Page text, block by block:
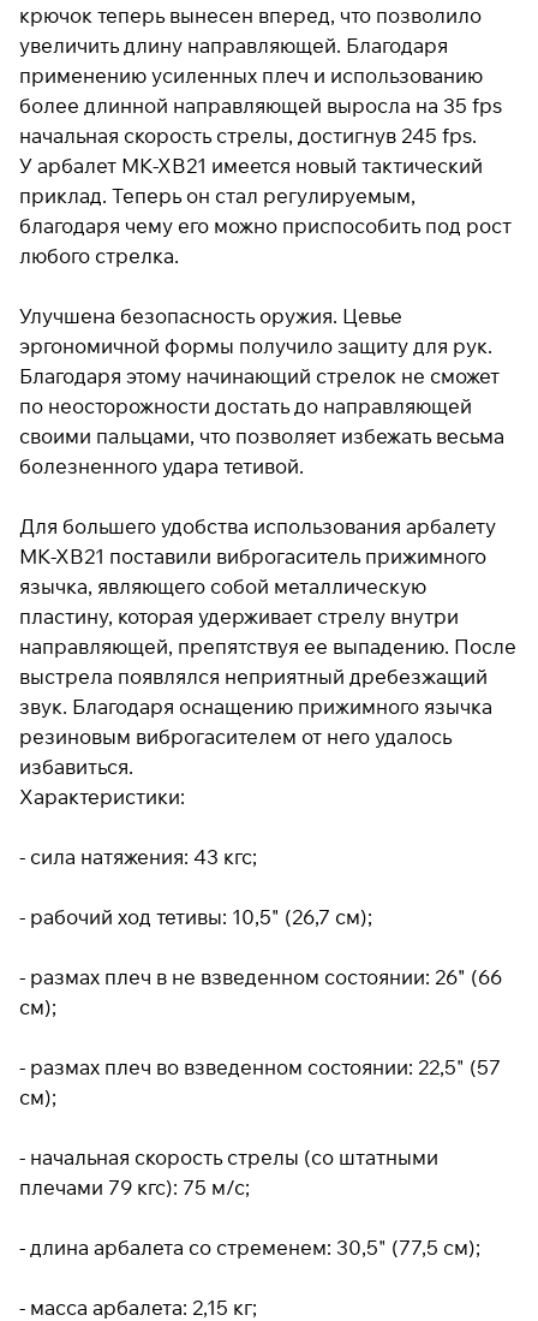
крючок теперь вынесен вперед, что позволило
увеличить длину направляющей. Благодаря
применению усиленных плеч и использованию
более длинной направляющей выросла на 35 fps
начальная скорость стрелы, достигнув 245 fps.
У арбалет МК-ХВ21 имеется новый тактический
приклад. Теперь он стал регулируемым,
благодаря чему его можно приспособить под рост
любого стрелка.
Улучшена безопасность оружия. Цевье
эргономичной формы получило защиту для рук.
Благодаря этому начинающий стрелок не сможет
по неосторожности достать до направляющей
своими пальцами, что позволяет избежать весьма
болезненного удара тетивой.
Для большего удобства использования арбалету
MK-XB21 поставили виброгаситель прижимного
язычка, являющего собой металлическую
пластину, которая удерживает стрелу внутри
направляющей, препятствуя ее выпадению. После
выстрела появлялся неприятный дребезжащий
звук. Благодаря оснащению прижимного язычка
резиновым виброгасителем от него удалось
избавиться.
Характеристики:
- сила натяжения: 43 кгс;
- рабочий ход тетивы: 10,5" (26,7 см);
- размах плеч в не взведенном состоянии: 26" (66
см);
- размах плеч во взведенном состоянии: 22,5" (57
см);
- начальная скорость стрелы (со штатными
плечами 79 кгс): 75 м/с;
- длина арбалета со стременем: 30,5" (77,5 см);
- масса арбалета: 2,15 кг;
25
раз в 2
недели
раз в 2 недели
Остались вопросы?
8 800 302-02-51
plait.ru